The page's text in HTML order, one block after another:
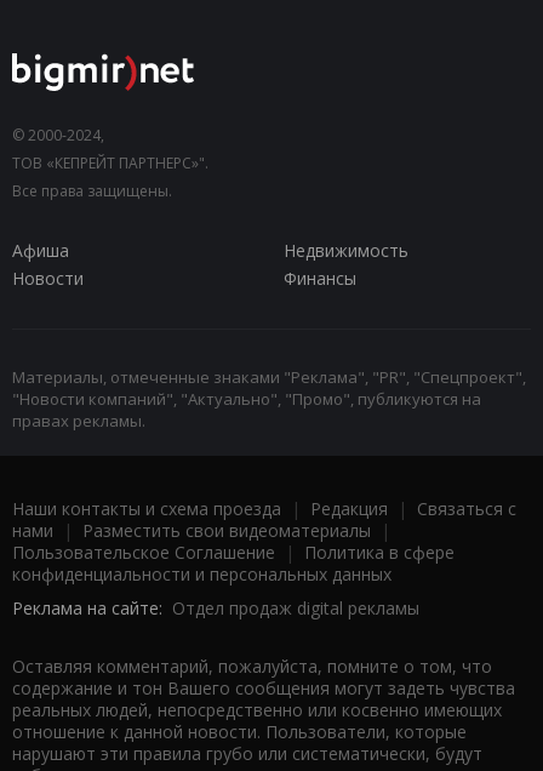
© 2000-2024,
ТОВ «КЕПРЕЙТ ПАРТНЕРС»".
Все права защищены.
Афиша
Недвижимость
Новости
Финансы
Материалы, отмеченные знаками "Реклама", "PR", "Спецпроект",
"Новости компаний", "Актуально", "Промо", публикуются на
правах рекламы.
Наши контакты и схема проезда | Редакция | Связаться с
нами | Разместить свои видеоматериалы |
Пользовательское Соглашение |
Политика в сфере
конфиденциальности и персональных данных
Реклама на сайте: Отдел продаж digital рекламы
Оставляя комментарий, пожалуйста, помните о том, что
содержание и тон Вашего сообщения могут задеть чувства
реальных людей, непосредственно или косвенно имеющих
отношение к данной новости. Пользователи, которые
нарушают эти правила грубо или систематически, будут